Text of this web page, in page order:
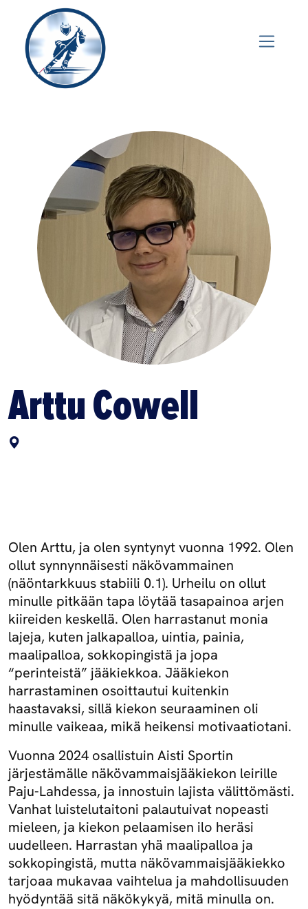
Arttu Cowell
Olen Arttu, ja olen syntynyt vuonna 1992. Olen
ollut synnynnäisesti näkövammainen
(näöntarkkuus stabiili 0.1). Urheilu on ollut
minulle pitkään tapa löytää tasapainoa arjen
kiireiden keskellä. Olen harrastanut monia
lajeja, kuten jalkapalloa, uintia, painia,
maalipalloa, sokkopingistä ja jopa
“perinteistä” jääkiekkoa. Jääkiekon
harrastaminen osoittautui kuitenkin
haastavaksi, sillä kiekon seuraaminen oli
minulle vaikeaa, mikä heikensi motivaatiotani.
Vuonna 2024 osallistuin Aisti Sportin
järjestämälle näkövammaisjääkiekon leirille
Paju-Lahdessa, ja innostuin lajista välittömästi.
Vanhat luistelutaitoni palautuivat nopeasti
mieleen, ja kiekon pelaamisen ilo heräsi
uudelleen. Harrastan yhä maalipalloa ja
sokkopingistä, mutta näkövammaisjääkiekko
tarjoaa mukavaa vaihtelua ja mahdollisuuden
hyödyntää sitä näkökykyä, mitä minulla on.